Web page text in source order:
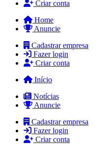
Criar conta
Home
Anuncie
Cadastrar empresa
Fazer login
Criar conta
Início
Notícias
Anuncie
Cadastrar empresa
Fazer login
Criar conta